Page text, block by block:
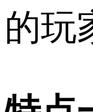
的玩